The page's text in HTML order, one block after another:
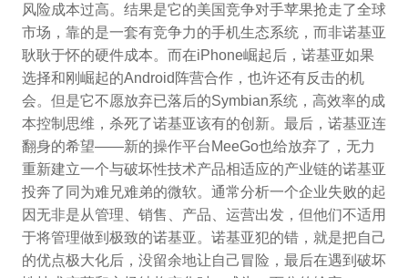
风险成本过高。结果是它的美国竞争对手苹果抢走了全球
市场，靠的是一套有竞争力的手机生态系统，而非诺基亚
耿耿于怀的硬件成本。而在iPhone崛起后，诺基亚如果
选择和刚崛起的Android阵营合作，也许还有反击的机
会。但是它不愿放弃已落后的Symbian系统，高效率的成
本控制思维，杀死了诺基亚该有的创新。最后，诺基亚连
翻身的希望——新的操作平台MeeGo也给放弃了，无力
重新建立一个与破坏性技术产品相适应的产业链的诺基亚
投奔了同为难兄难弟的微软。通常分析一个企业失败的起
因无非是从管理、销售、产品、运营出发，但他们不适用
于将管理做到极致的诺基亚。诺基亚犯的错，就是把自己
的优点极大化后，没留余地让自己冒险，最后在遇到破坏